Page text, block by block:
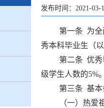
发布时间：2021-
第一条 为全
秀本科毕业生（
第二条 优秀
级学生人数的5%
第三条 基本
（一）热